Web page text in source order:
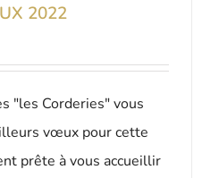
2022
"les Corderies" vous
vœux pour cette
prête à vous accueillir